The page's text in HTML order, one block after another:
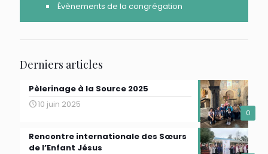
Évènements de la congrégation
Derniers articles
0
Pèlerinage à la Source 2025
10 juin 2025
Rencontre internationale des Sœurs
de l’Enfant Jésus